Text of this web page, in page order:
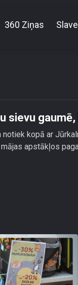
360 Ziņas
sievu
kopā ar
apstākļos